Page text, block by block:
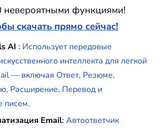
невероятными функциями!
скачать прямо сейчас!
AI : Использует передовые
интеллекта для легкой
— включая Ответ, Резюме,
Расширение, Перевод и
писем.
Email:Автоответчик